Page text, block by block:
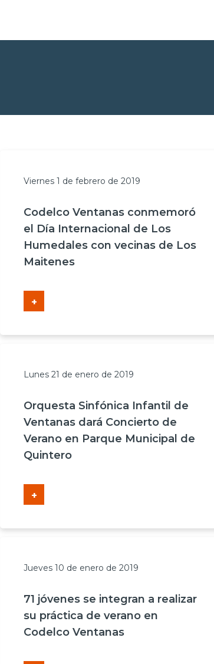
Viernes 1 de febrero de 2019
Codelco Ventanas conmemoró
el Día Internacional de Los
Humedales con vecinas de Los
Maitenes
+
Lunes 21 de enero de 2019
Orquesta Sinfónica Infantil de
Ventanas dará Concierto de
Verano en Parque Municipal de
Quintero
+
Jueves 10 de enero de 2019
71 jóvenes se integran a realizar
su práctica de verano en
Codelco Ventanas